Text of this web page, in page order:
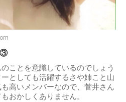
③
ことを意識しているのでしょう
としても活躍するさや姉こと山
高いメンバーなので、菅井さん
おかしくありません。